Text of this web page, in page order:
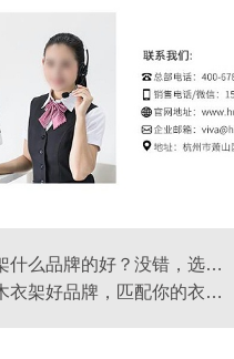
裤架什么品牌的好？没错，选它！【华恩衣架】
实木衣架好品牌，匹配你的衣架伴侣